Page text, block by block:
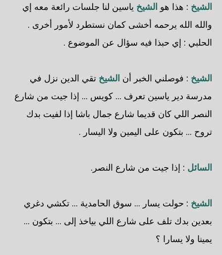
الشيخ : هذا هو الشيخ ياسين لنا جلسات رائعة معه إي
والله الله يرحمه أخشى كمان نستطرد لأمور أخرى .
الحلبي : إي حبذا فيه سؤال عن الموضوع .
الشيخ : فوصلني الخبر أن الشيخ تقي الدين نزل في
مدرسة دير ياسين تعرف ... كويس ... إذا جيت من شارع
النصر اللي كان قديما شارع جمال باشا إذا لفيت بدك
تروح ... بتكون على اليمين ولا اليسار .
السائل : إذا جيت من شارع النصر.
الشيخ : حولت يسار ... سوق الحامدية ... تكشي دغري
بعدين بدك تلف على شارع اللي بياخذ إلى ... بتكون ...
يمينا ولا يسارا ؟